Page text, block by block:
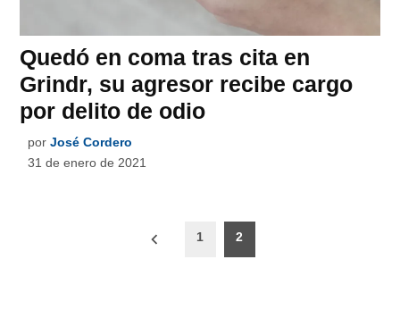
Quedó en coma tras cita en
Grindr, su agresor recibe cargo
por delito de odio
por José Cordero
31 de enero de 2021
1 2